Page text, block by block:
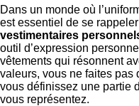
Dans un monde où
est essentiel de se
vestimentaires
outil d’expression
vêtements qui résonnent
valeurs, vous ne faites pas
vous définissez une partie
vous représentez.